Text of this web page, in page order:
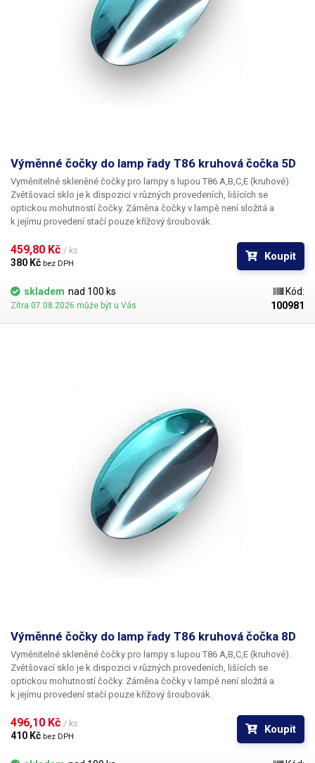
Životnost svítidla 30000 hod.
kolébkový na hlavě lampy
Napájecí napětí 230V/50Hz
Váha balení [kg]: 3.2 kg
Výměnné čočky do lamp řady T86 kruhová čočka 5D
Vyměnitelné skleněné čočky pro lampy s lupou T86 A,B,C,E (kruhové).
Zvětšovací sklo je k dispozici v různých provedeních, lišících se
optickou mohutností čočky. Záměna čočky v lampě není složitá a
k jejímu provedení stačí pouze křížový šroubovák.
459,80 Kč / ks
380 Kč bez DPH
Koupit
skladem nad 100 ks
Zítra 07.08.2026 může být u Vás
Kód:
100981
Výměnné čočky do lamp řady T86 kruhová čočka 8D
Vyměnitelné skleněné čočky pro lampy s lupou T86 A,B,C,E (kruhové).
Zvětšovací sklo je k dispozici v různých provedeních, lišících se
optickou mohutností čočky. Záměna čočky v lampě není složitá a
k jejímu provedení stačí pouze křížový šroubovák.
496,10 Kč / ks
410 Kč bez DPH
Koupit